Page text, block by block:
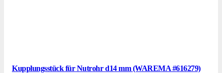
Kupplungsstück für Nutrohr d14 mm (WAREMA #616279)